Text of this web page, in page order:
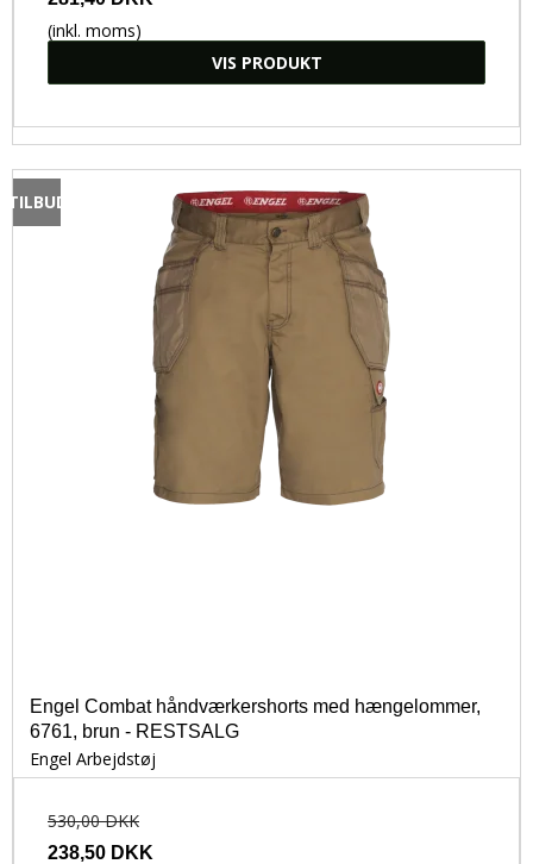
(inkl. moms)
VIS PRODUKT
TILBUD
Engel Combat håndværkershorts med hængelommer,
6761, brun - RESTSALG
Engel Arbejdstøj
530,00 DKK
238,50 DKK